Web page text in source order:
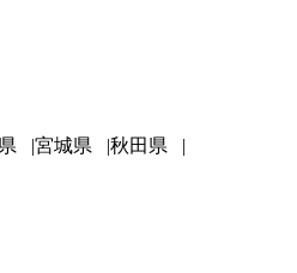
宮城県
秋田県